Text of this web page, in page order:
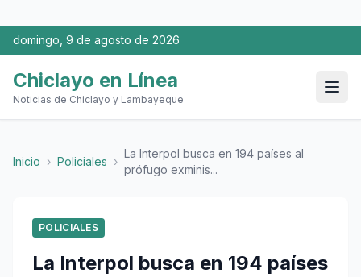
domingo, 9 de agosto de 2026
Chiclayo en Línea
Noticias de Chiclayo y Lambayeque
Inicio › Policiales ›
La Interpol busca en 194 países al
prófugo exminis...
POLICIALES
La Interpol busca en 194 países